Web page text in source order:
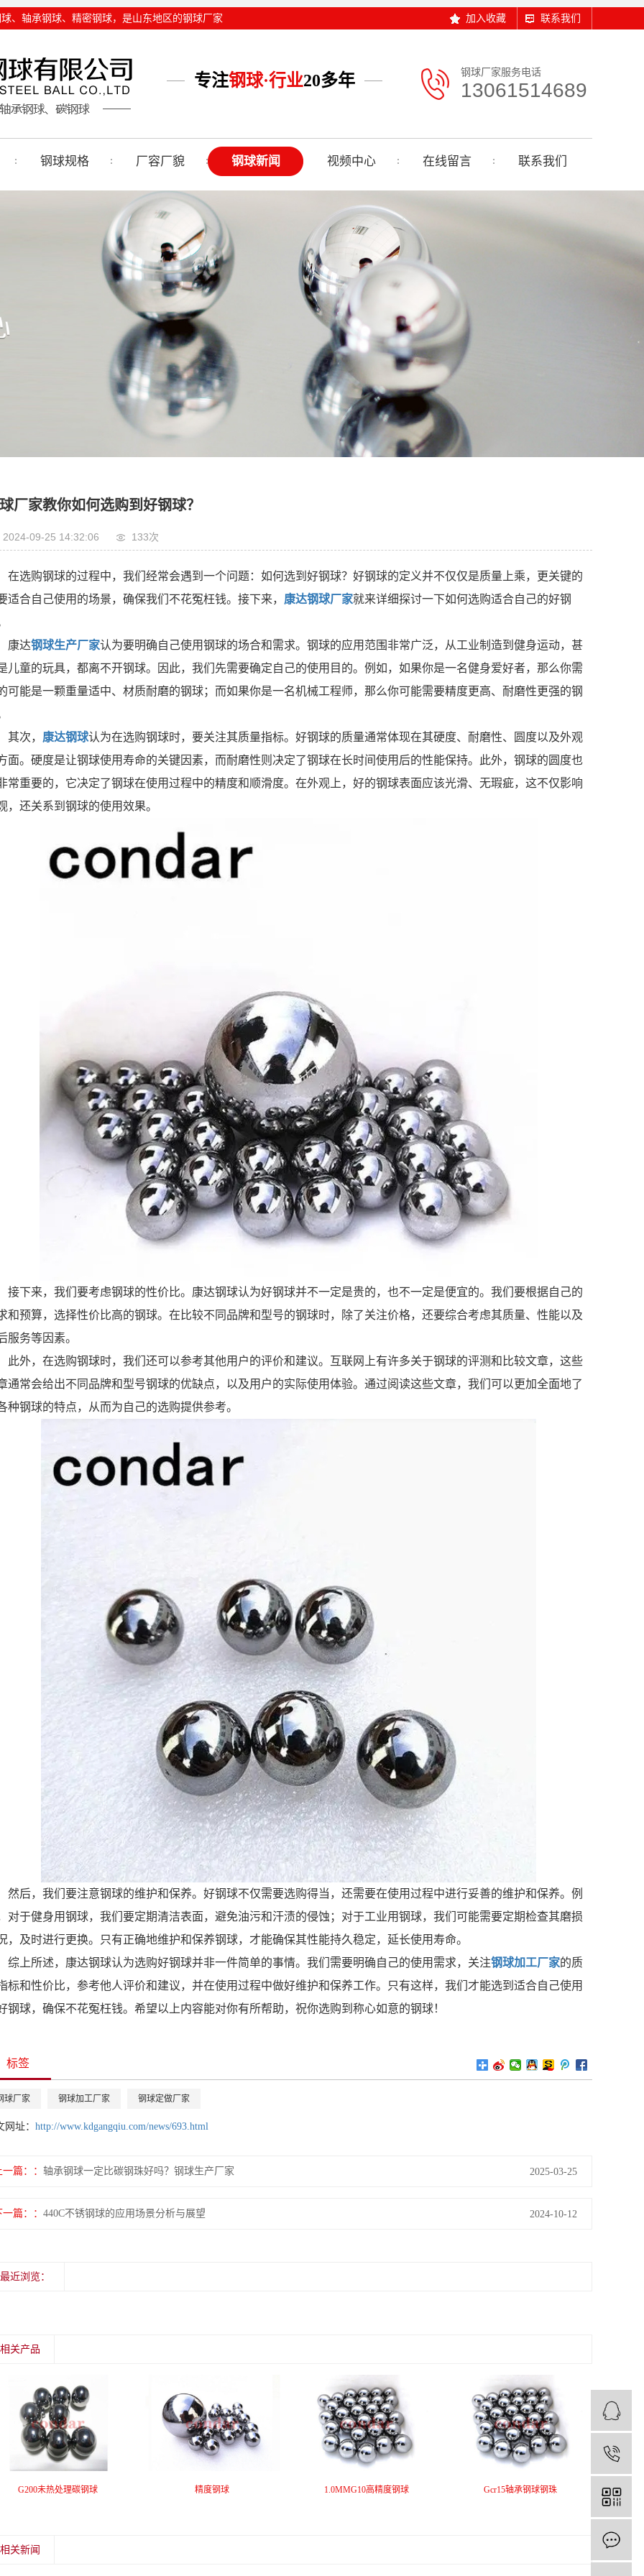
、 轴承钢球、 精密钢球，是山东地区的钢球厂家 加入收藏 联系我们
专注钢球·行业20多年 钢球厂家服务电话
13061514689
钢球规格 厂容厂貌 钢球新闻 视频中心 在线留言 联系我们
厂家教你如何选购到好钢球？
2024-09-25 14:32:06 133次
在选购钢球的过程中，我们经常会遇到一个问题：如何选到好钢球？好钢球的定义并不仅仅是质量上乘，更关键的
适合自己使用的场景，确保我们不花冤枉钱。接下来， 康达钢球厂家就来详细探讨一下如何选购适合自己的好钢
康达钢球生产厂家认为要明确自己使用钢球的场合和需求。钢球的应用范围非常广泛，从工业制造到健身运动，甚
儿童的玩具，都离不开钢球。因此，我们先需要确定自己的使用目的。例如，如果你是一名健身爱好者，那么你需
可能是一颗重量适中、材质耐磨的钢球；而如果你是一名机械工程师，那么你可能需要精度更高、耐磨性更强的钢
其次， 康达钢球认为在选购钢球时，要关注其质量指标。好钢球的质量通常体现在其硬度、耐磨性、圆度以及外观
面。硬度是让钢球使用寿命的关键因素，而耐磨性则决定了钢球在长时间使用后的性能保持。此外，钢球的圆度也
常重要的，它决定了钢球在使用过程中的精度和顺滑度。在外观上，好的钢球表面应该光滑、无瑕疵，这不仅影响
，还关系到钢球的使用效果。
接下来，我们要考虑钢球的性价比。康达钢球认为好钢球并不一定是贵的，也不一定是便宜的。我们要根据自己的
和预算，选择性价比高的钢球。在比较不同品牌和型号的钢球时，除了关注价格，还要综合考虑其质量、性能以及
服务等因素。
此外，在选购钢球时，我们还可以参考其他用户的评价和建议。互联网上有许多关于钢球的评测和比较文章，这些
通常会给出不同品牌和型号钢球的优缺点，以及用户的实际使用体验。通过阅读这些文章，我们可以更加全面地了
种钢球的特点，从而为自己的选购提供参考。
然后，我们要注意钢球的维护和保养。好钢球不仅需要选购得当，还需要在使用过程中进行妥善的维护和保养。例
对于健身用钢球，我们要定期清洁表面，避免油污和汗渍的侵蚀；对于工业用钢球，我们可能需要定期检查其磨损
，及时进行更换。只有正确地维护和保养钢球，才能确保其性能持久稳定，延长使用寿命。
综上所述，康达钢球认为选购好钢球并非一件简单的事情。我们需要明确自己的使用需求，关注钢球加工厂家的质
标和性价比，参考他人评价和建议，并在使用过程中做好维护和保养工作。只有这样，我们才能选到适合自己使用
钢球，确保不花冤枉钱。希望以上内容能对你有所帮助，祝你选购到称心如意的钢球！
标签
球厂家 钢球加工厂家 钢球定做厂家
网址： http://www.kdgangqiu.com/news/693.html
篇： 轴承钢球一定比碳钢珠好吗？钢球生产厂家 2025-03-25
篇： 440C不锈钢球的应用场景分析与展望 2024-10-12
最近浏览：
相关产品
G200未热处理碳钢球 精度钢球 1.0MMG10高精度钢球 Gcr15轴承钢球钢珠
相关新闻